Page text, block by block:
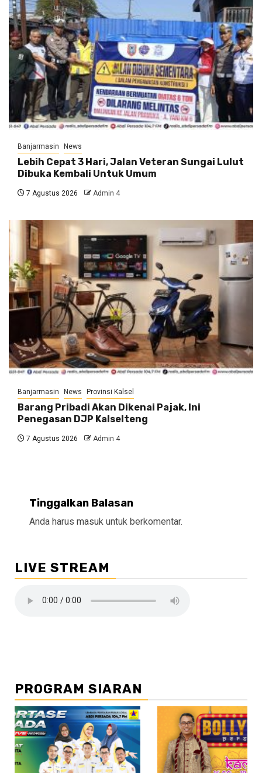
Banjarmasin News
Lebih Cepat 3 Hari, Jalan Veteran Sungai Lulut
Dibuka Kembali Untuk Umum
7 Agustus 2026 Admin 4
Banjarmasin News Provinsi Kalsel
Barang Pribadi Akan Dikenai Pajak, Ini
Penegasan DJP Kalselteng
7 Agustus 2026 Admin 4
Tinggalkan Balasan
Anda harus masuk untuk berkomentar.
LIVE STREAM
PROGRAM SIARAN
//2